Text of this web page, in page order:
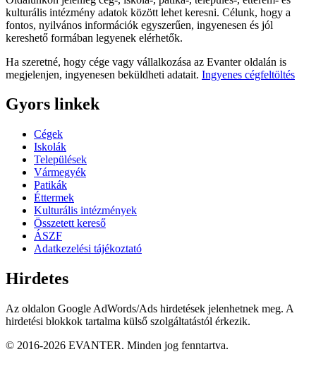
kulturális intézmény adatok között lehet keresni. Célunk, hogy a
fontos, nyilvános információk egyszerűen, ingyenesen és jól
kereshető formában legyenek elérhetők.
Ha szeretné, hogy cége vagy vállalkozása az Evanter oldalán is
megjelenjen, ingyenesen beküldheti adatait. Ingyenes cégfeltöltés
Gyors linkek
Cégek
Iskolák
Települések
Vármegyék
Patikák
Éttermek
Kulturális intézmények
Összetett kereső
ÁSZF
Adatkezelési tájékoztató
Hirdetes
Az oldalon Google AdWords/Ads hirdetések jelenhetnek meg. A
hirdetési blokkok tartalma külső szolgáltatástól érkezik.
© 2016-2026 EVANTER. Minden jog fenntartva.